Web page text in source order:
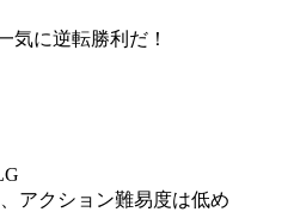
気に逆転勝利だ！
アクション難易度は低め